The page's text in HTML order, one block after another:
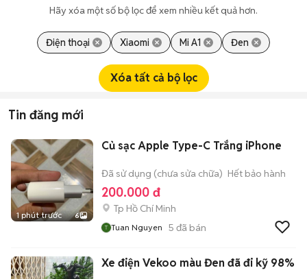
Hãy xóa một số bộ lọc để xem nhiều kết quả hơn.
Điện thoại Xiaomi Mi A1 Đen
Xóa tất cả bộ lọc
Tin đăng mới
1 phút trước 6
Củ sạc Apple Type-C Trắng iPhone
Đã sử dụng (chưa sửa chữa) Hết bảo hành
200.000 đ
Tp Hồ Chí Minh
Tuan Nguyen 5 đã bán
Xe điện Vekoo màu Đen đã đi kỹ 98%